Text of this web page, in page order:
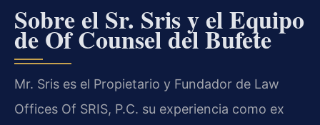
Sobre el Sr. Sris y el Equipo
de Of Counsel del Bufete
Mr. Sris es el Propietario y Fundador de Law
Offices Of SRIS, P.C. su experiencia como ex